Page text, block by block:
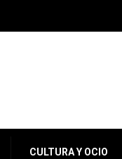
CULTURA Y OCIO